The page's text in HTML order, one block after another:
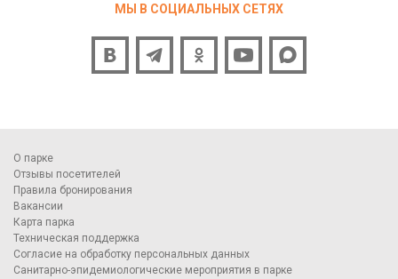
МЫ В СОЦИАЛЬНЫХ СЕТЯХ
О парке
Отзывы посетителей
Правила бронирования
Вакансии
Карта парка
Техническая поддержка
Согласие на обработку персональных данных
Санитарно-эпидемиологические мероприятия в парке